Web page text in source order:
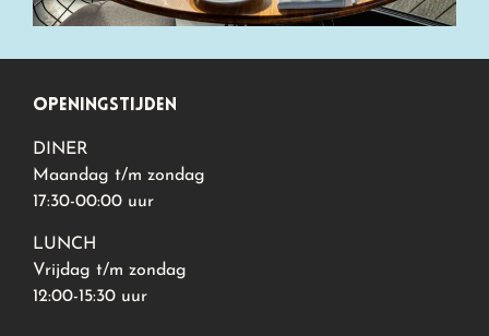
openingstijden
DINER
Maandag t/m zondag
17:30-00:00 uur
LUNCH
Vrijdag t/m zondag
12:00-15:30 uur